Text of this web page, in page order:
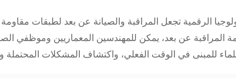
المراقبة عن بعد، يمكن للمهندسين المعماريين وموظفي